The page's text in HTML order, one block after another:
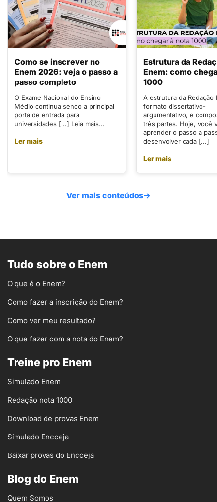
Como se inscrever no
Enem 2026: veja o passo a
passo completo
O Exame Nacional do Ensino
Médio continua sendo a principal
porta de entrada para
universidades [...] Leia mais...
Ler mais
Estrutura da
Enem: como
1000
A estrutura da Redação
formato dissertativo-
argumentativo, é
três partes. Hoje, você
aprender o passo a
desenvolver cada [...]
Ler mais
Ver mais conteúdos→
Tudo sobre o Enem
O que é o Enem?
Como fazer a inscrição do Enem?
Como ver meu resultado?
O que fazer com a nota do Enem?
Treine pro Enem
Simulado Enem
Redação nota 1000
Download de provas Enem
Simulado Encceja
Baixar provas do Encceja
Blog do Enem
Quem Somos